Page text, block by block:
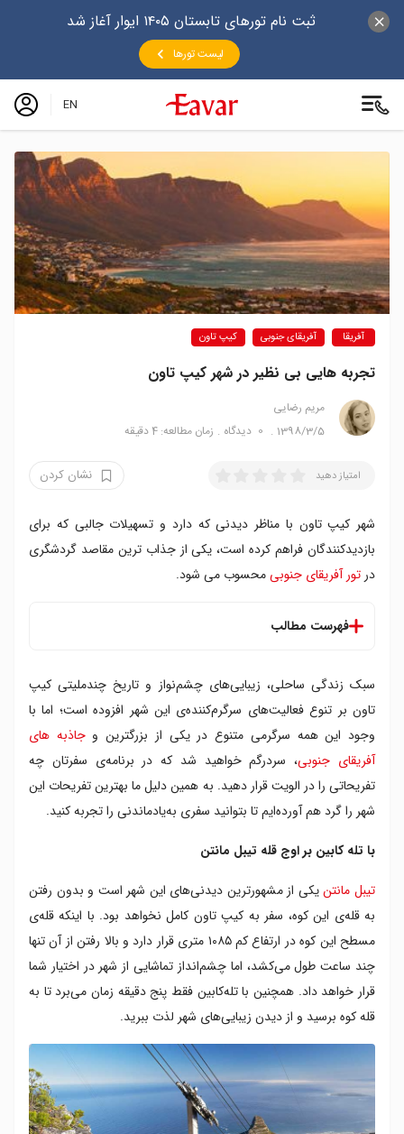
ثبت نام تورهای تابستان ۱۴۰۵ ایوار آغاز شد
لیست تورها
EN
آفریقا آفریقای جنوبی کیپ تاون
تجربه هایی بی نظیر در شهر کیپ تاون
مریم رضایی
1398/3/5
0 دیدگاه زمان مطالعه: 4 دقیقه
امتیاز دهید نشان کردن
شهر کیپ تاون با مناظر دیدنی که دارد و تسهیلات جالبی که برای
بازدیدکنندگان فراهم کرده است، یکی از جذاب ترین مقاصد گردشگری
در تور آفریقای جنوبیمحسوب می شود.
فهرست مطالب
شن سواری در آتلانتیس و خلیج بتی
تماشای غروب از فراز تپه سیگنال
کاوش در تونل های زیرزمینی کیپ تاون
ثبت نام در کلاس آشپزی کیپ مالای
تماشای فیلم در زیر نور ستارگان
آشنایی با تاریخچه ورزش محبوب آفریقای جنوبی
سوارکاری در ساحل نوردهوک
پنگوئن های آفریقایی در ساحل بولدرز
سبک زندگی ساحلی، زیبایی‌های چشم‌نواز و تاریخ چندملیتی کیپ
تاون بر تنوع فعالیت‌های سرگرم‌کننده‌ی این شهر افزوده است؛ اما با
وجود این همه سرگرمی‌ متنوع در یکی از بزرگترین وجاذبه های
آفریقای جنوبی، سردرگم خواهید شد که در برنامه‌ی سفرتان چه
تفریحاتی را در الویت قرار دهید. به همین دلیل ما بهترین تفریحات این
شهر را گرد هم آورده‌ایم تا بتوانید سفری به‌یادماندنی را تجربه کنید.
با تله کابین بر اوج قله تیبل مانتن
تیبل مانتنیکی از مشهورترین دیدنی‌های این شهر است و بدون رفتن
به قله‌ی این کوه، سفر به کیپ تاون کامل نخواهد بود. با اینکه قله‌ی
مسطح این کوه در ارتفاع کم ۱۰۸۵ متری قرار دارد و بالا رفتن از آن تنها
چند ساعت طول می‌کشد، اما چشم‌انداز تماشایی از شهر در اختیار شما
قرار خواهد داد. همچنین با تله‌کابین فقط پنج دقیقه زمان می‌برد تا به
قله کوه برسید و از دیدن زیبایی‌های شهر لذت ببرید.